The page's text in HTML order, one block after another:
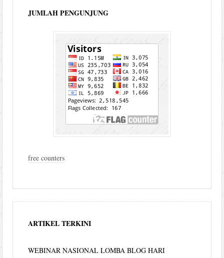
JUMLAH PENGUNJUNG
free counters
ARTIKEL TERKINI
WEBINAR NASIONAL LOMBA BLOG HARI